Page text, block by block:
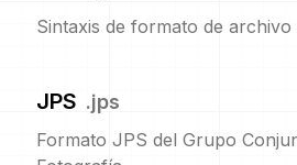
Sintaxis de formato de archivo
JPS .jps
Formato JPS del Grupo